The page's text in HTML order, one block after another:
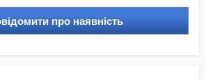
про наявність